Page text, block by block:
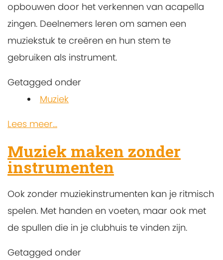
opbouwen door het verkennen van acapella
zingen. Deelnemers leren om samen een
muziekstuk te creëren en hun stem te
gebruiken als instrument.
Getagged onder
Muziek
Lees meer...
Muziek maken zonder
instrumenten
Ook zonder muziekinstrumenten kan je ritmisch
spelen. Met handen en voeten, maar ook met
de spullen die in je clubhuis te vinden zijn.
Getagged onder